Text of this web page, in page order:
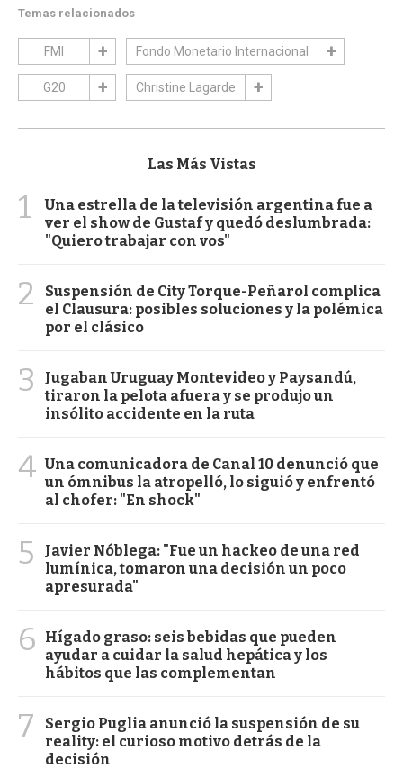
Temas relacionados
FMI Fondo Monetario Internacional
G20 Christine Lagarde
Las Más Vistas
1
Una estrella de la televisión argentina fue a
ver el show de Gustaf y quedó deslumbrada:
"Quiero trabajar con vos"
2
Suspensión de City Torque-Peñarol complica
el Clausura: posibles soluciones y la polémica
por el clásico
3
Jugaban Uruguay Montevideo y Paysandú,
tiraron la pelota afuera y se produjo un
insólito accidente en la ruta
4 Una comunicadora de Canal 10 denunció que
un ómnibus la atropelló, lo siguió y enfrentó
al chofer: "En shock"
5
Javier Nóblega: "Fue un hackeo de una red
lumínica, tomaron una decisión un poco
apresurada"
6
Hígado graso: seis bebidas que pueden
ayudar a cuidar la salud hepática y los
hábitos que las complementan
7
Sergio Puglia anunció la suspensión de su
reality: el curioso motivo detrás de la
decisión